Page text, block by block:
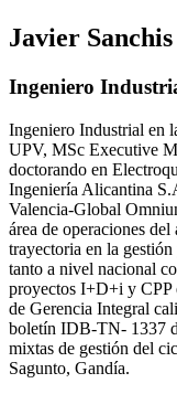
Javier
Ingeniero
Ingeniero Industrial en
UPV, MSc Executive
doctorando en
Ingeniería Alicantina
Valencia-Global
área de operaciones
trayectoria en la
tanto a nivel nacional
proyectos I+D+i y CPP
de Gerencia Integral
boletín IDB-TN- 1337
mixtas de gestión del
Sagunto, Gandía.